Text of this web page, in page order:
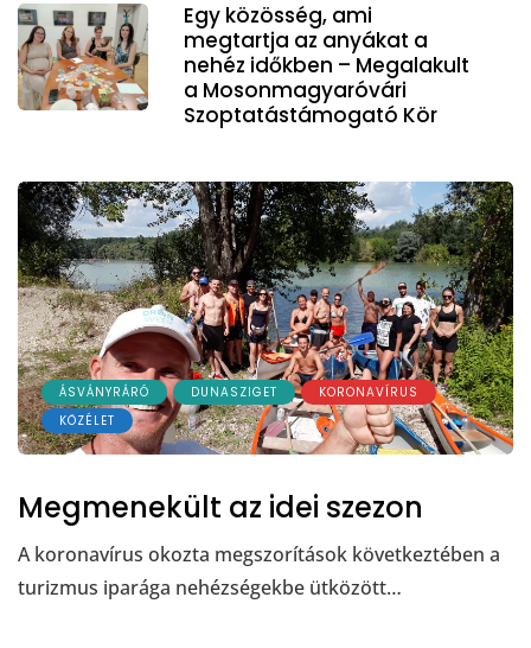
Egy közösség, ami
megtartja az anyákat a
nehéz időkben – Megalakult
a Mosonmagyaróvári
Szoptatástámogató Kör
ÁSVÁNYRÁRÓ DUNASZIGET
KORONAVÍRUS
KÖZÉLET
Megmenekült az idei szezon
A koronavírus okozta megszorítások következtében a
turizmus iparága nehézségekbe ütközött…